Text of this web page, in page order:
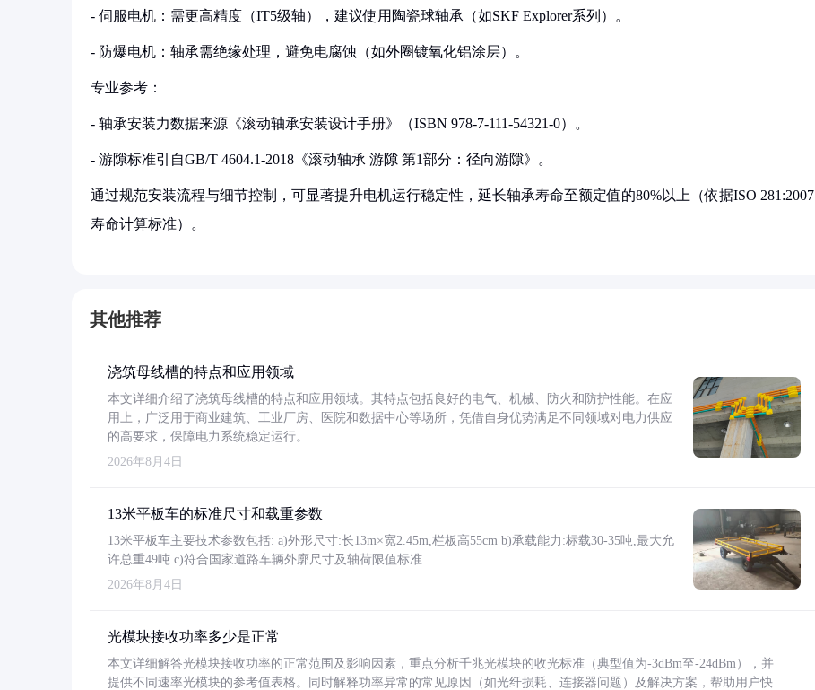
- 伺服电机：需更高精度（IT5级轴），建议使用陶瓷球轴承（如SKF Explorer系列）。
- 防爆电机：轴承需绝缘处理，避免电腐蚀（如外圈镀氧化铝涂层）。
专业参考：
- 轴承安装力数据来源《滚动轴承安装设计手册》（ISBN 978-7-111-54321-0）。
- 游隙标准引自GB/T 4604.1-2018《滚动轴承 游隙 第1部分：径向游隙》。
通过规范安装流程与细节控制，可显著提升电机运行稳定性，延长轴承寿命至额定值的80%以上（依据ISO 281:2007
寿命计算标准）。
其他推荐
浇筑母线槽的特点和应用领域
本文详细介绍了浇筑母线槽的特点和应用领域。其特点包括良好的电气、机械、防火和防护性能。在应
用上，广泛用于商业建筑、工业厂房、医院和数据中心等场所，凭借自身优势满足不同领域对电力供应
的高要求，保障电力系统稳定运行。
2026年8月4日
13米平板车的标准尺寸和载重参数
13米平板车主要技术参数包括: a)外形尺寸:长13m×宽2.45m,栏板高55cm b)承载能力:标载30-35吨,最大允
许总重49吨 c)符合国家道路车辆外廓尺寸及轴荷限值标准
2026年8月4日
光模块接收功率多少是正常
本文详细解答光模块接收功率的正常范围及影响因素，重点分析千兆光模块的收光标准（典型值为-3dBm至-24dBm），并
提供不同速率光模块的参考值表格。同时解释功率异常的常见原因（如光纤损耗、连接器问题）及解决方案，帮助用户快